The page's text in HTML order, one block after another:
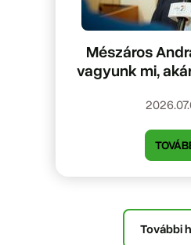
Mészáros
vagyunk mi,
További